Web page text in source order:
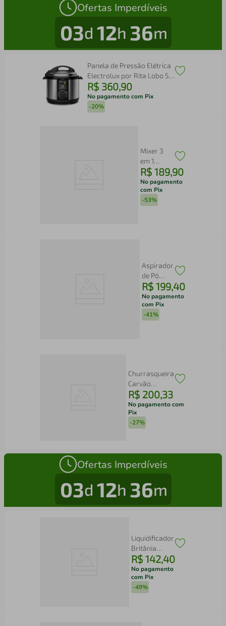
Ofertas Imperdíveis
03d 12h 36m
Panela de Pressão Elétrica
Electrolux por Rita Lobo 5L
Preta Efficient c/ Timer
(PCE20)
R$ 360,90
No pagamento com Pix
-20%
Mixer 3
em 1
Electrolux
Vermelho
Escuro
600W
R$ 189,90
No pagamento
com Pix
-53%
Aspirador
de Pó
Vertical
com Fio
Electrolux
1500W 2
R$ 199,40
No pagamento
com Pix
-41%
Churrasqueira
Carvão
Califórnia
Com Rodinha
Portátil Mor
R$ 200,33
No pagamento com
Pix
-27%
Ofertas Imperdíveis
03d 12h 36m
Liquidificador
Britânia
BLQ1300P
Fortis Turbo
1400W 3L
R$ 142,40
No pagamento
com Pix
-49%